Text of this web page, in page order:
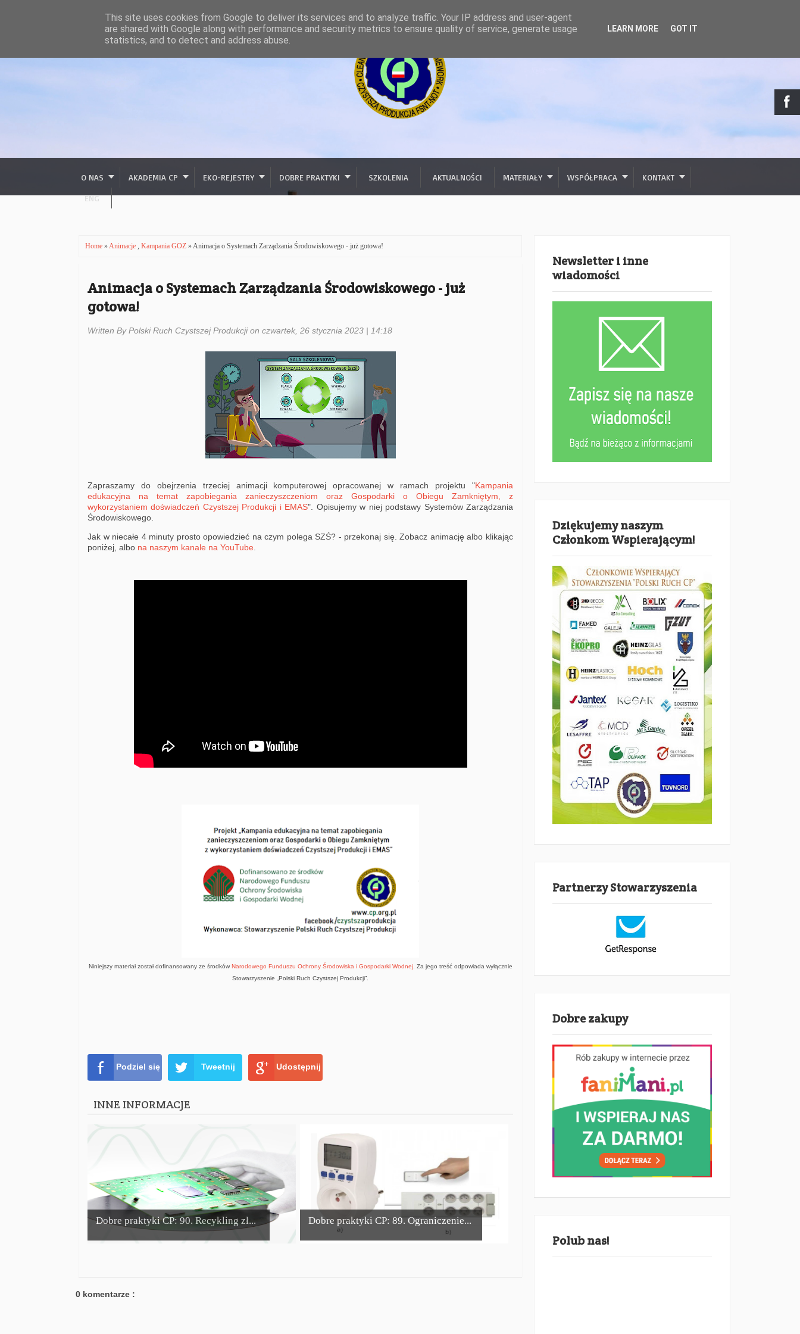
O NAS AKADEMIA CP EKO-REJESTRY DOBRE PRAKTYKI SZKOLENIA AKTUALNOŚCI MATERIAŁY WSPÓŁPRACA KONTAKT
ENG
Home »Animacje , Kampania GOZ » Animacja o Systemach Zarządzania Środowiskowego - już gotowa!
Animacja o Systemach Zarządzania Środowiskowego - już
gotowa!
Written By Polski Ruch Czystszej Produkcji on czwartek, 26 stycznia 2023 | 14:18
Zapraszamy do obejrzenia trzeciej animacji komputerowej opracowanej w ramach projektu "Kampania
edukacyjna na temat zapobiegania zanieczyszczeniom oraz Gospodarki o Obiegu Zamkniętym, z
wykorzystaniem doświadczeń Czystszej Produkcji i EMAS". Opisujemy w niej podstawy Systemów Zarządzania
Środowiskowego.
Jak w niecałe 4 minuty prosto opowiedzieć na czym polega SZŚ? - przekonaj się. Zobacz animację albo klikając
poniżej, albo na naszym kanale na YouTube
Niniejszy materiał został dofinansowany ze środków Narodowego Funduszu Ochrony Środowiska i Gospodarki Wodnej. Za jego treść odpowiada wyłącznie
Stowarzyszenie „Polski Ruch Czystszej Produkcji”.
Podziel się Tweetnij Udostępnij
INNE INFORMACJE
Dobre praktyki CP: 90. Recykling zł... Dobre praktyki CP: 89. Ograniczenie...
0 komentarze :
Newsletter i inne
wiadomości
Dziękujemy naszym
Członkom Wspierającym!
Partnerzy Stowarzyszenia
Dobre zakupy
Polub nas!
This site uses cookies from Google to deliver its services and to analyze traffic. Your IP address and user-agent
are shared with Google along with performance and security metrics to ensure quality of service, generate usage
statistics, and to detect and address abuse.
LEARN MORE GOT IT